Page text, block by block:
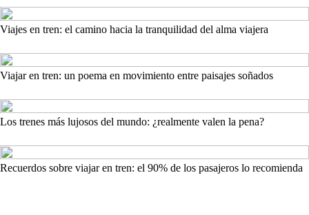
Viajes en tren: el camino hacia la tranquilidad del alma viajera
Viajar en tren: un poema en movimiento entre paisajes soñados
Los trenes más lujosos del mundo: ¿realmente valen la pena?
Recuerdos sobre viajar en tren: el 90% de los pasajeros lo recomienda